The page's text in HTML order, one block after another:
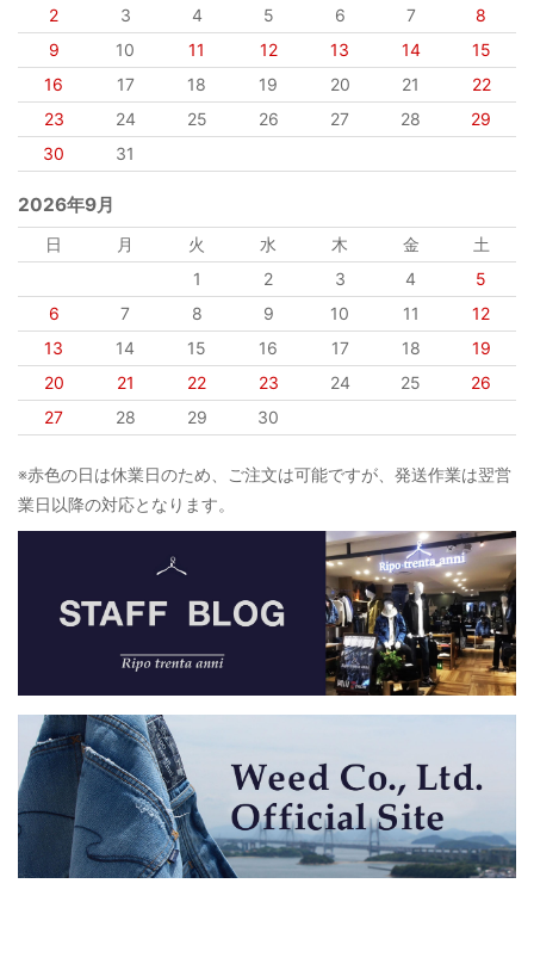
2
3 4 5 6 7
8
9
10 11 12 13 14
15
16
17 18 19 20 21
22
23
24 25 26 27 28
29
30
31
2026年9月
日 月 火 水 木 金
土
1
2 3 4
5
6
7 8 9 10 11
12
13
14 15 16 17 18
19
20
21 22 23 24 25
26
27
28 29 30
※赤色の日は休業日のため、ご注文は可能ですが、発送作業は翌営
業日以降の対応となります。